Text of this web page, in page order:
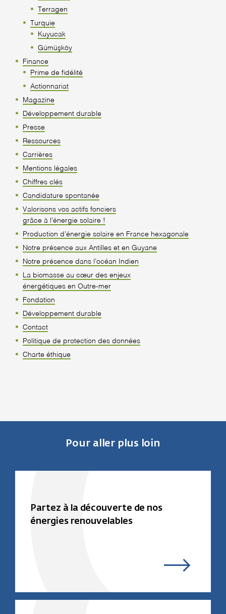
Terragen
Turquie
Kuyucak
Gümüşköy
Finance
Prime de fidélité
Actionnariat
Magazine
Développement durable
Presse
Ressources
Carrières
Mentions légales
Chiffres clés
Candidature spontanée
Valorisons vos actifs fonciers
grâce à l’énergie solaire !
Production d’énergie solaire en France hexagonale
Notre présence aux Antilles et en Guyane
Notre présence dans l’océan Indien
La biomasse au cœur des enjeux
énergétiques en Outre-mer
Fondation
Développement durable
Contact
Politique de protection des données
Charte éthique
Pour aller plus loin
Partez à la découverte de nos
énergies renouvelables